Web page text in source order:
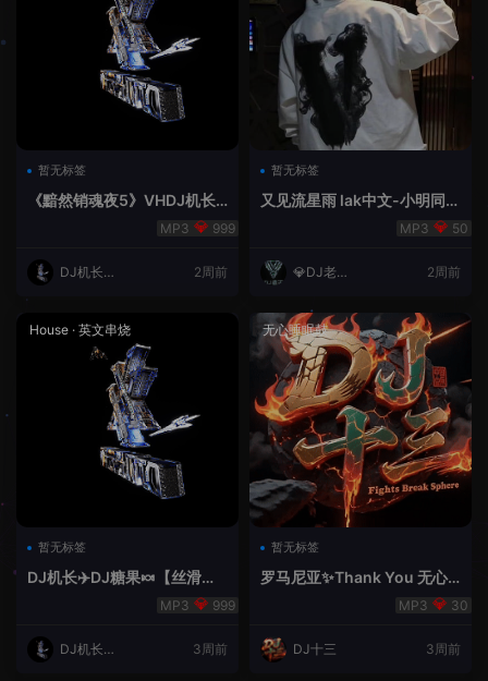
暂无标签
《黯然销魂夜5》VHDJ机长
999
DJ机长云
2周前
暂无标签
又见流星雨 lak中文-小明同学
50
💎DJ老王
2周前
House · 英文串烧
暂无标签
DJ机长✈️DJ糖果🍬【丝滑之
夜5】House摇摆节奏✈️纯净999
DJ机长云
3周前
无心睡眠鼓
暂无标签
罗马尼亚✨Thank You 无心
30
DJ十三 3周前